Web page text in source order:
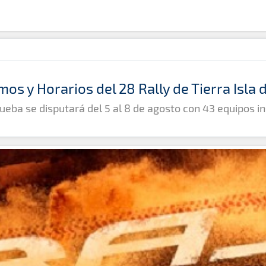
y Horarios del 28 Rally de Tierra Isla
se disputará del 5 al 8 de agosto con 43 equipos